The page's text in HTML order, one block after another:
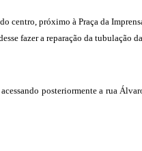
centro, próximo à Praça da
fazer a reparação da tubulação
posteriormente a rua